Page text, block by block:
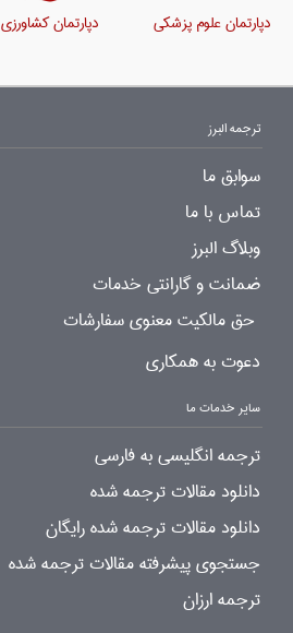
دپارتمان علوم پزشکی دپارتمان کشاورزی
ترجمه البرز
سوابق ما
تماس با ما
وبلاگ البرز
ضمانت و گارانتی خدمات
حق مالکیت معنوی سفارشات
دعوت به همکاری
سایر خدمات ما
ترجمه انگلیسی به فارسی
دانلود مقالات ترجمه شده
دانلود مقالات ترجمه شده رایگان
جستجوی پیشرفته مقالات ترجمه شده
ترجمه ارزان